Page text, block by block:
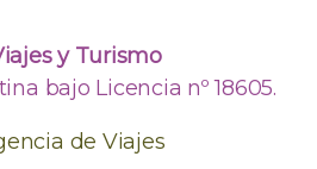
y Turismo
bajo Licencia nº 18605.
de Viajes